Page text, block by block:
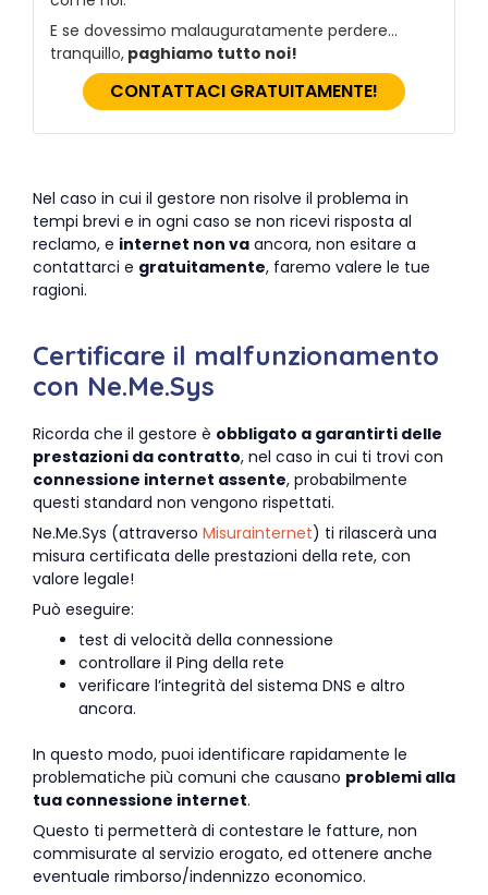
E se dovessimo malauguratamente perdere…
tranquillo, paghiamo tutto noi!
CONTATTACI GRATUITAMENTE!
Nel caso in cui il gestore non risolve il problema in
tempi brevi e in ogni caso se non ricevi risposta al
reclamo, e internet non va ancora, non esitare a
contattarci e gratuitamente, faremo valere le tue
ragioni.
Certificare il malfunzionamento
con Ne.Me.Sys
Ricorda che il gestore è obbligato a garantirti delle
prestazioni da contratto, nel caso in cui ti trovi con
connessione internet assente, probabilmente
questi standard non vengono rispettati.
Ne.Me.Sys (attraverso Misurainternet) ti rilascerà una
misura certificata delle prestazioni della rete, con
valore legale!
Può eseguire:
test di velocità della connessione
controllare il Ping della rete
verificare l’integrità del sistema DNS e altro
ancora.
In questo modo, puoi identificare rapidamente le
problematiche più comuni che causano problemi alla
tua connessione internet.
Questo ti permetterà di contestare le fatture, non
commisurate al servizio erogato, ed ottenere anche
eventuale rimborso/indennizzo economico.